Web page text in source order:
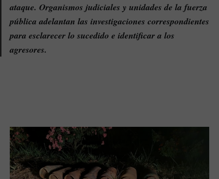
ataque. Organismos judiciales y unidades de la fuerza
pública adelantan las investigaciones correspondientes
para esclarecer lo sucedido e identificar a los
agresores.